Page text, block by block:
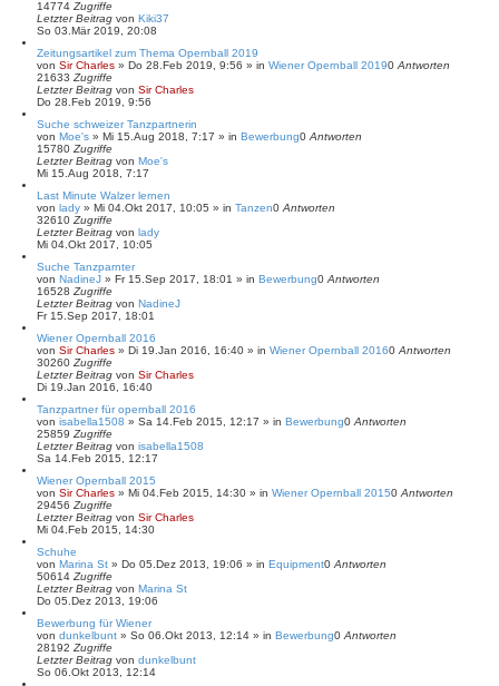
14774 Zugriffe
Letzter Beitrag von Kiki37
So 03.Mär 2019, 20:08
Zeitungsartikel zum Thema Opernball 2019
von Sir Charles » Do 28.Feb 2019, 9:56 » in Wiener Opernball 20190 Antworten
21633 Zugriffe
Letzter Beitrag von Sir Charles
Do 28.Feb 2019, 9:56
Suche schweizer Tanzpartnerin
von Moe's » Mi 15.Aug 2018, 7:17 » in Bewerbung0 Antworten
15780 Zugriffe
Letzter Beitrag von Moe's
Mi 15.Aug 2018, 7:17
Last Minute Walzer lernen
von lady » Mi 04.Okt 2017, 10:05 » in Tanzen0 Antworten
32610 Zugriffe
Letzter Beitrag von lady
Mi 04.Okt 2017, 10:05
Suche Tanzparnter
von NadineJ » Fr 15.Sep 2017, 18:01 » in Bewerbung0 Antworten
16528 Zugriffe
Letzter Beitrag von NadineJ
Fr 15.Sep 2017, 18:01
Wiener Opernball 2016
von Sir Charles » Di 19.Jan 2016, 16:40 » in Wiener Opernball 20160 Antworten
30260 Zugriffe
Letzter Beitrag von Sir Charles
Di 19.Jan 2016, 16:40
Tanzpartner für opernball 2016
von isabella1508 » Sa 14.Feb 2015, 12:17 » in Bewerbung0 Antworten
25859 Zugriffe
Letzter Beitrag von isabella1508
Sa 14.Feb 2015, 12:17
Wiener Opernball 2015
von Sir Charles » Mi 04.Feb 2015, 14:30 » in Wiener Opernball 20150 Antworten
29456 Zugriffe
Letzter Beitrag von Sir Charles
Mi 04.Feb 2015, 14:30
Schuhe
von Marina St » Do 05.Dez 2013, 19:06 » in Equipment0 Antworten
50614 Zugriffe
Letzter Beitrag von Marina St
Do 05.Dez 2013, 19:06
Bewerbung für Wiener
von dunkelbunt » So 06.Okt 2013, 12:14 » in Bewerbung0 Antworten
28192 Zugriffe
Letzter Beitrag von dunkelbunt
So 06.Okt 2013, 12:14